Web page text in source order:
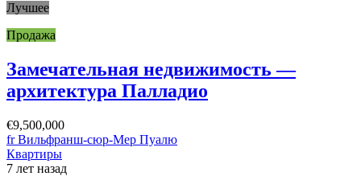
Лучшее
Продажа
Замечательная недвижимость —
архитектура Палладио
€9,500,000
fr Вильфранш-сюр-Мер Пуалю
Квартиры
7 лет назад